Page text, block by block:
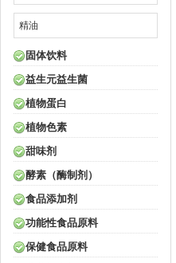
精油
固体饮料
益生元益生菌
植物蛋白
植物色素
甜味剂
酵素（酶制剂）
食品添加剂
功能性食品原料
保健食品原料